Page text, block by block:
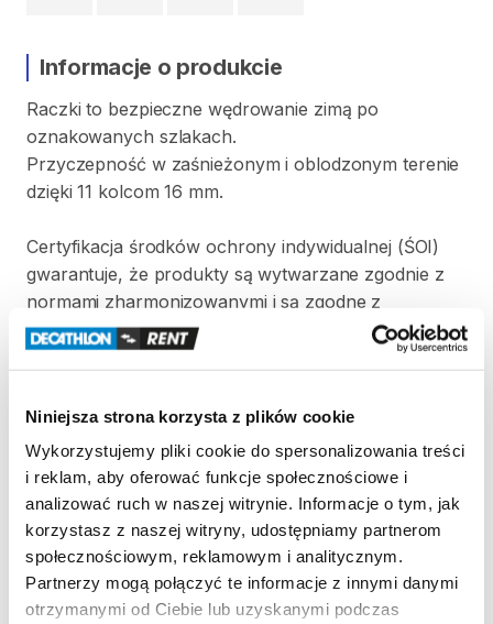
Niniejsza strona korzysta z plików cookie
Wykorzystujemy pliki cookie do spersonalizowania treści
i reklam, aby oferować funkcje społecznościowe i
analizować ruch w naszej witrynie. Informacje o tym, jak
korzystasz z naszej witryny, udostępniamy partnerom
społecznościowym, reklamowym i analitycznym.
Partnerzy mogą połączyć te informacje z innymi danymi
otrzymanymi od Ciebie lub uzyskanymi podczas
Informacje o produkcie
Raczki to bezpieczne wędrowanie zimą po
oznakowanych szlakach.
Przyczepność w zaśnieżonym i oblodzonym terenie
dzięki 11 kolcom 16 mm.
Certyfikacja środków ochrony indywidualnej (ŚOI)
gwarantuje​,​ że produkty są wytwarzane zgodnie z
normami zharmonizowanymi i są zgodne z
przepisami dotyczącymi
ochrony
indywidualnej.
lub stromych​,​ zaśnieżonych korytarzach
gdzie
wymagane są górskie (norma EN 893)
Strona produktu w sklepie
Zasady wypożyczenia